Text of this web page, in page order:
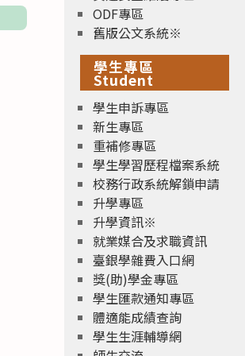
ODF專區
舊版公文系統※
學生專區
Student
學生申訴專區
新生專區
重補修專區
學生學習歷程檔案系統
校務行政系統解鎖申請
升學專區
升學資訊※
就業媒合及求職資訊
臺銀學雜費入口網
獎(助)學金專區
學生匯款通知專區
體適能成績查詢
學生生涯輔導網